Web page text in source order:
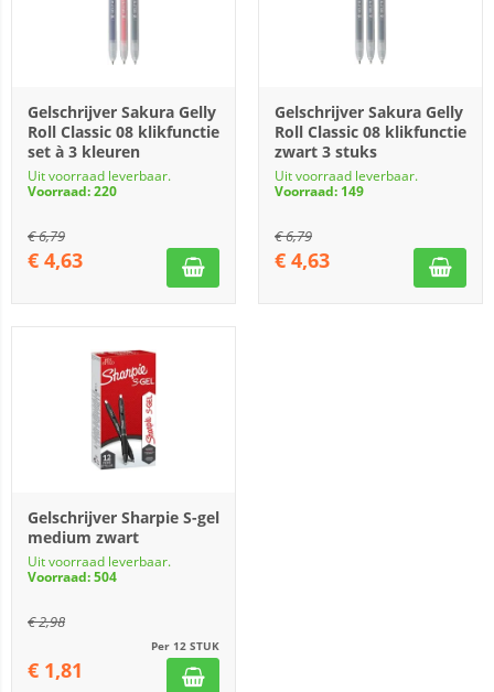
Gelschrijver Sakura Gelly
Roll Classic 08 klikfunctie
set à 3 kleuren
Uit voorraad leverbaar.
Voorraad: 220
€6,79
€ 4,63
Gelschrijver Sakura Gelly
Roll Classic 08 klikfunctie
zwart 3 stuks
Uit voorraad leverbaar.
Voorraad: 149
€6,79
€ 4,63
Gelschrijver Sharpie S-gel
medium zwart
Uit voorraad leverbaar.
Voorraad: 504
€2,98
Per 12 STUK
€ 1,81